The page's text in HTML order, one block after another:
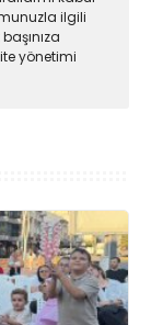
ilgili
yönetimi